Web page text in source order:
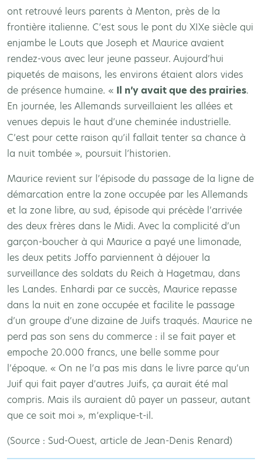
ont retrouvé leurs parents à Menton, près de la
frontière italienne. C’est sous le pont du XIXe siècle qui
enjambe le Louts que Joseph et Maurice avaient
rendez-vous avec leur jeune passeur. Aujourd’hui
piquetés de maisons, les environs étaient alors vides
de présence humaine. « Il n’y avait que des prairies.
En journée, les Allemands surveillaient les allées et
venues depuis le haut d’une cheminée industrielle.
C’est pour cette raison qu’il fallait tenter sa chance à
la nuit tombée », poursuit l’historien.
Maurice revient sur l’épisode du passage de la ligne de
démarcation entre la zone occupée par les Allemands
et la zone libre, au sud, épisode qui précède l’arrivée
des deux frères dans le Midi. Avec la complicité d’un
garçon-boucher à qui Maurice a payé une limonade,
les deux petits Joffo parviennent à déjouer la
surveillance des soldats du Reich à Hagetmau, dans
les Landes. Enhardi par ce succès, Maurice repasse
dans la nuit en zone occupée et facilite le passage
d’un groupe d’une dizaine de Juifs traqués. Maurice ne
perd pas son sens du commerce : il se fait payer et
empoche 20.000 francs, une belle somme pour
l’époque. « On ne l’a pas mis dans le livre parce qu’un
Juif qui fait payer d’autres Juifs, ça aurait été mal
compris. Mais ils auraient dû payer un passeur, autant
que ce soit moi », m’explique-t-il.
(Source : Sud-Ouest, article de Jean-Denis Renard)